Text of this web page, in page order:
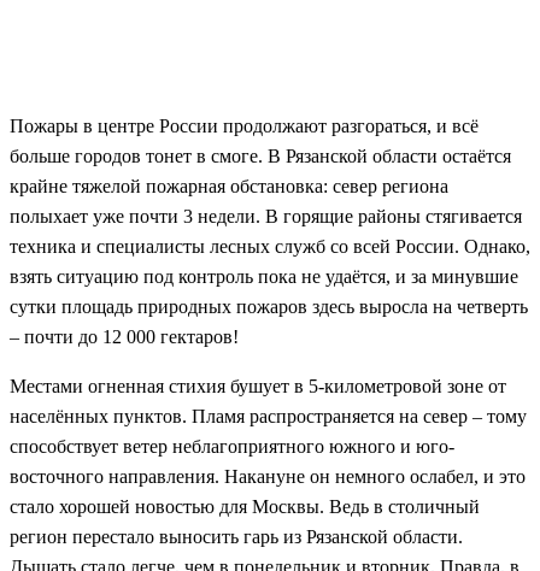
Пожары в центре России продолжают разгораться, и всё
больше городов тонет в смоге. В Рязанской области остаётся
крайне тяжелой пожарная обстановка: север региона
полыхает уже почти 3 недели. В горящие районы стягивается
техника и специалисты лесных служб со всей России. Однако,
взять ситуацию под контроль пока не удаётся, и за минувшие
сутки площадь природных пожаров здесь выросла на четверть
– почти до 12 000 гектаров!
Местами огненная стихия бушует в 5-километровой зоне от
населённых пунктов. Пламя распространяется на север – тому
способствует ветер неблагоприятного южного и юго-
восточного направления. Накануне он немного ослабел, и это
стало хорошей новостью для Москвы. Ведь в столичный
регион перестало выносить гарь из Рязанской области.
Дышать стало легче, чем в понедельник и вторник. Правда, в